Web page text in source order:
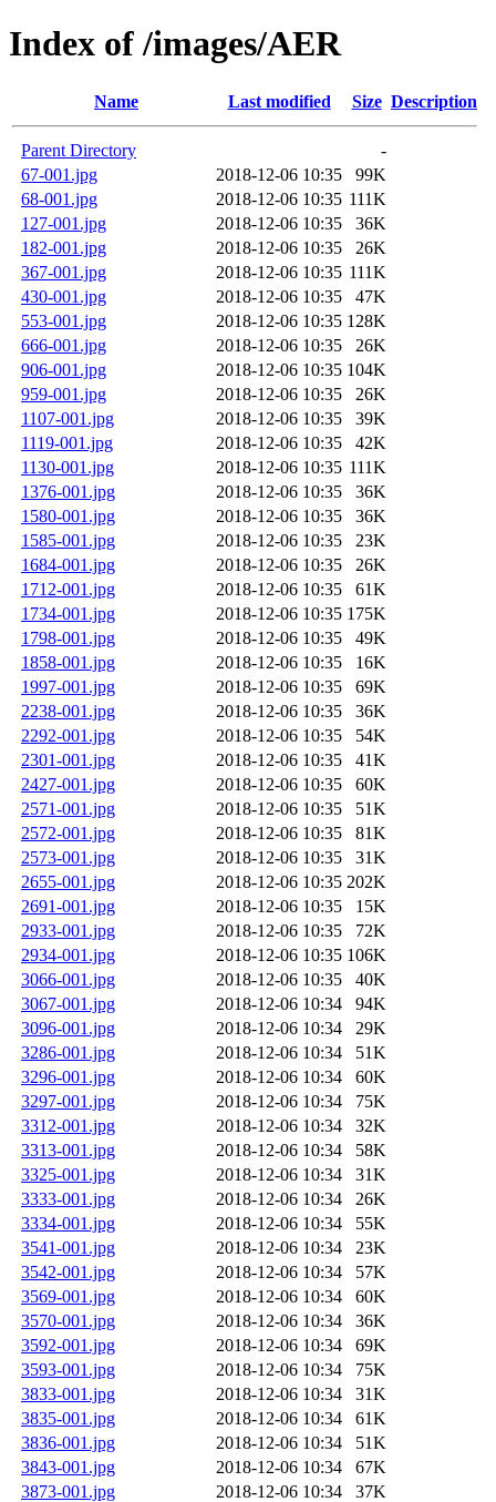
Index of /images/AER
Name Last modified Size Description
Parent Directory
-
67-001.jpg
2018-12-06 10:35
99K
68-001.jpg
2018-12-06 10:35 111K
127-001.jpg
2018-12-06 10:35
36K
182-001.jpg
2018-12-06 10:35
26K
367-001.jpg
2018-12-06 10:35 111K
430-001.jpg
2018-12-06 10:35
47K
553-001.jpg
2018-12-06 10:35 128K
666-001.jpg
2018-12-06 10:35
26K
906-001.jpg
2018-12-06 10:35 104K
959-001.jpg
2018-12-06 10:35
26K
1107-001.jpg
2018-12-06 10:35
39K
1119-001.jpg
2018-12-06 10:35
42K
1130-001.jpg
2018-12-06 10:35 111K
1376-001.jpg
2018-12-06 10:35
36K
1580-001.jpg
2018-12-06 10:35
36K
1585-001.jpg
2018-12-06 10:35
23K
1684-001.jpg
2018-12-06 10:35
26K
1712-001.jpg
2018-12-06 10:35
61K
1734-001.jpg
2018-12-06 10:35 175K
1798-001.jpg
2018-12-06 10:35
49K
1858-001.jpg
2018-12-06 10:35
16K
1997-001.jpg
2018-12-06 10:35
69K
2238-001.jpg
2018-12-06 10:35
36K
2292-001.jpg
2018-12-06 10:35
54K
2301-001.jpg
2018-12-06 10:35
41K
2427-001.jpg
2018-12-06 10:35
60K
2571-001.jpg
2018-12-06 10:35
51K
2572-001.jpg
2018-12-06 10:35
81K
2573-001.jpg
2018-12-06 10:35
31K
2655-001.jpg
2018-12-06 10:35 202K
2691-001.jpg
2018-12-06 10:35
15K
2933-001.jpg
2018-12-06 10:35
72K
2934-001.jpg
2018-12-06 10:35 106K
3066-001.jpg
2018-12-06 10:35
40K
3067-001.jpg
2018-12-06 10:34
94K
3096-001.jpg
2018-12-06 10:34
29K
3286-001.jpg
2018-12-06 10:34
51K
3296-001.jpg
2018-12-06 10:34
60K
3297-001.jpg
2018-12-06 10:34
75K
3312-001.jpg
2018-12-06 10:34
32K
3313-001.jpg
2018-12-06 10:34
58K
3325-001.jpg
2018-12-06 10:34
31K
3333-001.jpg
2018-12-06 10:34
26K
3334-001.jpg
2018-12-06 10:34
55K
3541-001.jpg
2018-12-06 10:34
23K
3542-001.jpg
2018-12-06 10:34
57K
3569-001.jpg
2018-12-06 10:34
60K
3570-001.jpg
2018-12-06 10:34
36K
3592-001.jpg
2018-12-06 10:34
69K
3593-001.jpg
2018-12-06 10:34
75K
3833-001.jpg
2018-12-06 10:34
31K
3835-001.jpg
2018-12-06 10:34
61K
3836-001.jpg
2018-12-06 10:34
51K
3843-001.jpg
2018-12-06 10:34
67K
3873-001.jpg
2018-12-06 10:34
37K